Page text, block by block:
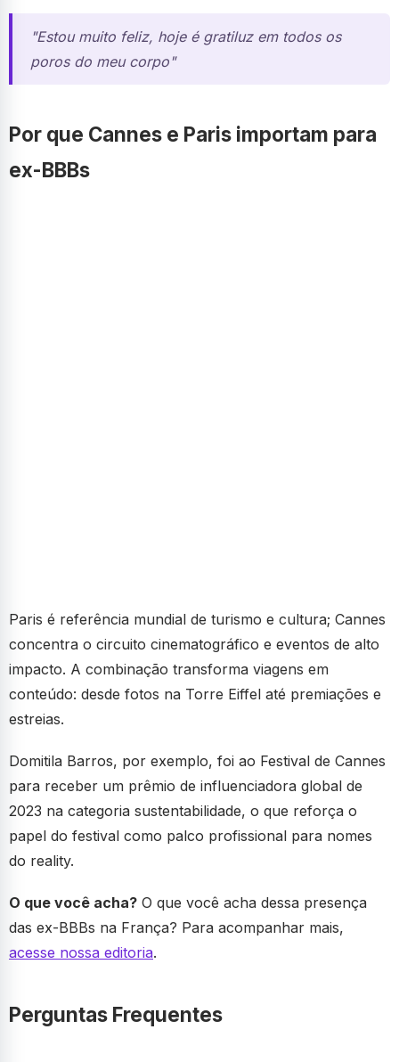
"Estou muito feliz, hoje é gratiluz em todos os
poros do meu corpo"
Por que Cannes e Paris importam para
ex-BBBs
Paris é referência mundial de turismo e cultura; Cannes
concentra o circuito cinematográfico e eventos de alto
impacto. A combinação transforma viagens em
conteúdo: desde fotos na Torre Eiffel até premiações e
estreias.
Domitila Barros, por exemplo, foi ao Festival de Cannes
para receber um prêmio de influenciadora global de
2023 na categoria sustentabilidade, o que reforça o
papel do festival como palco profissional para nomes
do reality.
O que você acha? O que você acha dessa presença
das ex-BBBs na França? Para acompanhar mais,
acesse nossa editoria.
Perguntas Frequentes